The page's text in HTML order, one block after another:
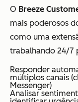
O Breeze
mais poderosos
como uma
trabalhando 24/7
Responder
múltiplos canais
Messenger)
Analisar